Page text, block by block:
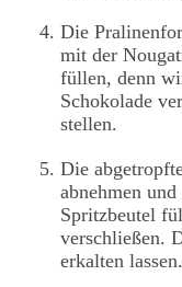
Die
mit der
füllen, denn
Schokolade
stellen.
Die
abnehmen
Spritzbeutel
verschließen.
erkalten lassen.